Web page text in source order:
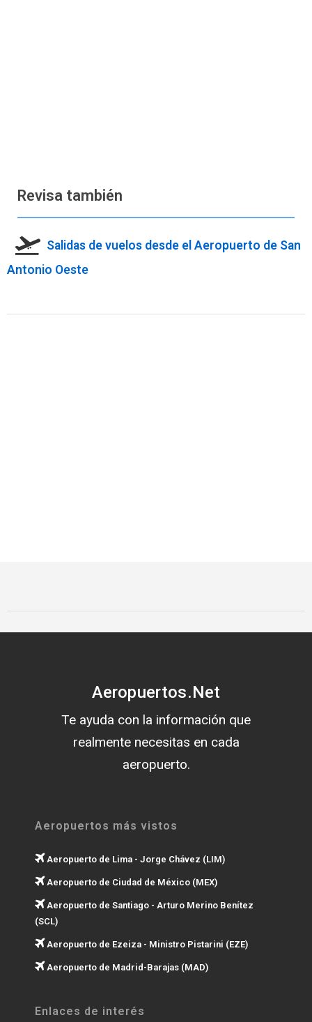
Revisa también
Salidas de vuelos desde el Aeropuerto de San
Antonio Oeste
Aeropuertos.Net
Te ayuda con la información que
realmente necesitas en cada
aeropuerto.
Aeropuertos más vistos
Aeropuerto de Lima - Jorge Chávez (LIM)
Aeropuerto de Ciudad de México (MEX)
Aeropuerto de Santiago - Arturo Merino Benítez
(SCL)
Aeropuerto de Ezeiza - Ministro Pistarini (EZE)
Aeropuerto de Madrid-Barajas (MAD)
Enlaces de interés